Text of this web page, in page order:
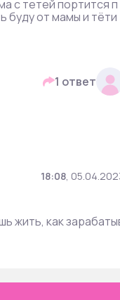
с тетей портится п
буду от мамы и тёти
1 ответ
18:08,
жить, как